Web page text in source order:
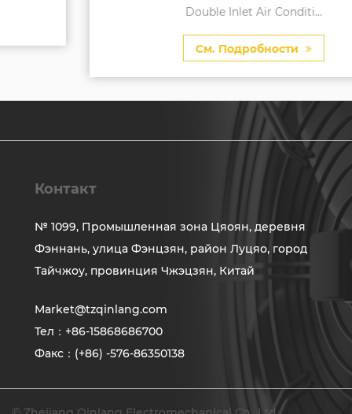
Double Inlet Air Conditi...
См. Подробности
Контакт
№ 1099, Промышленная зона Цяоян, деревня
Фэннань, улица Фэнцзян, район Луцяо, город
Тайчжоу, провинция Чжэцзян, Китай
Market@tzqinlang.com
Тел：+86-15868686700
Факс：(+86) -576-86350138